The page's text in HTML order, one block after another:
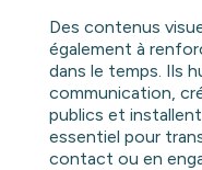
Des contenus
également à
dans le temps. Ils
communication,
publics et
essentiel pour
contact ou en